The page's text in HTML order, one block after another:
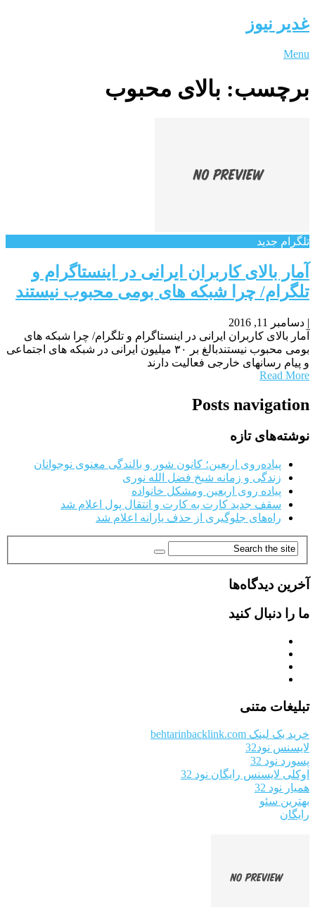
غدیر نیوز
Menu
برچسب: بالای محبوب
تلگرام جدید
آمار بالای کاربران ایرانی در اینستاگرام و
تلگرام/ چرا شبکه های بومی محبوب نیستند
| دسامبر 11, 2016
آمار بالای کاربران ایرانی در اینستاگرام و تلگرام/ چرا شبکه های
بومی محبوب نیستندبالغ بر ۳۰ میلیون ایرانی در شبکه های اجتماعی
و پیام رسانهای خارجی فعالیت دارند
Read More
Posts navigation
نوشته‌های تازه
پیاده‌روی اربعین؛ کانون شور و بالندگی معنوی نوجوانان
زندگی و زمانه شیخ فضل الله نوری
پیاده روی اربعین ومشکل خانواده
سقف جدید کارت به کارت و انتقال پول اعلام شد
راه‌های جلوگیری از حذف یارانه اعلام شد
آخرین دیدگاه‌ها
ما را دنبال کنید
تبلیغات متنی
خرید بک لینک behtarinbacklink.com
لایسنس نود32
پسورد نود 32
اوکلی لایسنس رایگان نود 32
همیار نود 32
بهترین سئو
رایگان